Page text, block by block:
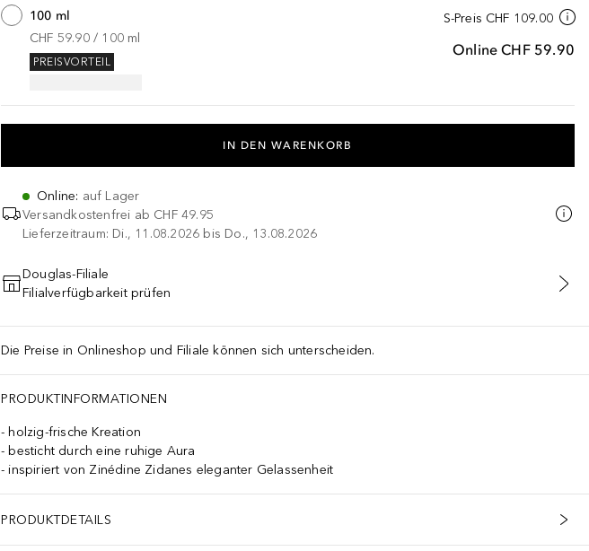
S-Preis CHF 109.00
Online CHF 59.90
100 ml
CHF 59.90 / 100 ml
PREISVORTEIL
IN DEN WARENKORB
Online: auf Lager
Versandkostenfrei ab CHF 49.95
Lieferzeitraum: Di., 11.08.2026 bis Do., 13.08.2026
Douglas-Filiale
Filialverfügbarkeit prüfen
Die Preise in Onlineshop und Filiale können sich unterscheiden.
PRODUKTINFORMATIONEN
holzig-frische Kreation
besticht durch eine ruhige Aura
inspiriert von Zinédine Zidanes eleganter Gelassenheit
PRODUKTDETAILS